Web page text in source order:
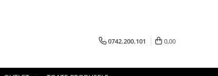
0742.200.101 0,00